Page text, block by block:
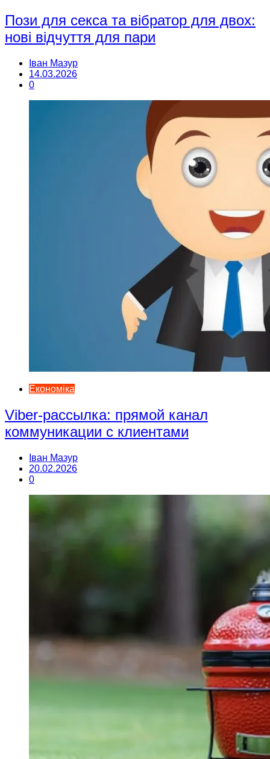
Пози для секса та вібратор для двох:
нові відчуття для пари
Іван Мазур
14.03.2026
0
Економіка
Viber-рассылка: прямой канал
коммуникации с клиентами
Іван Мазур
20.02.2026
0